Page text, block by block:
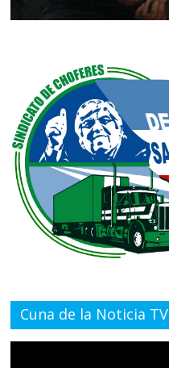
Cuna de la Noticia TV